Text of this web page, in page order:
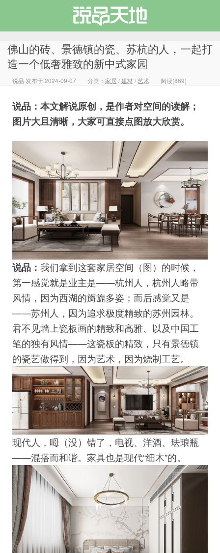
佛山的砖、景德镇的瓷、苏杭的人，一起打
造一个低奢雅致的新中式家园
说品 发布于 2024-09-07 分类： 家居/建材/艺术 阅读(869)
说品：本文解说原创，是作者对空间的读解；
图片大且清晰，大家可直接点图放大欣赏。
说品： 我们拿到这套家居空间（图）的时候，
第一感觉就是业主是——杭州人，杭州人略带
风情，因为西湖的旖旎多姿；而后感觉又是
——苏州人，因为追求极度精致的苏州园林。
君不见墙上瓷板画的精致和高雅、以及中国工
笔的独有风情——这瓷板的精致，只有景德镇
的瓷艺做得到，因为艺术，因为烧制工艺。
现代人，呣（没）错了，电视、洋酒、珐琅瓶
——混搭而和谐。家具也是现代“细木”的。